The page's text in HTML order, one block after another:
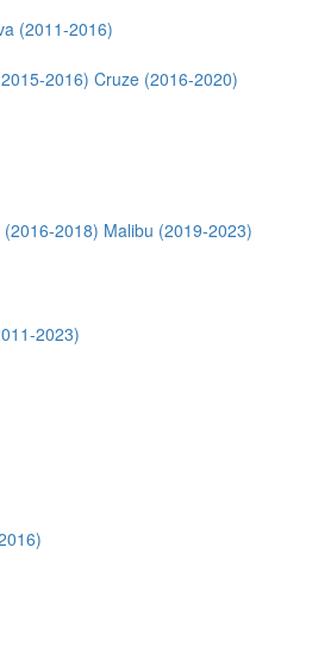
(2011-2016)
2016) Cruze (2016-2020)
(2016-2018) Malibu (2019-2023)
2023)